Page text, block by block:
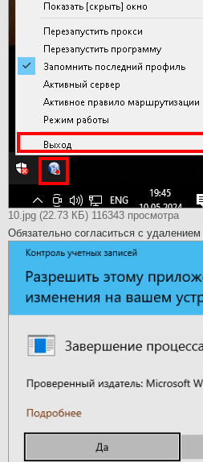
10.jpg (22.73 КБ) 116343 просмотра
Обязательно согласиться с